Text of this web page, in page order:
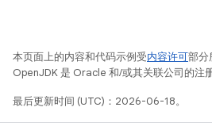
本页面上的内容和代码示例受内容许可部分
OpenJDK 是 Oracle 和/或其关联公司的注册
最后更新时间 (UTC)：2026-06-18。